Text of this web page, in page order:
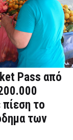
Pass από
πίεση το
των